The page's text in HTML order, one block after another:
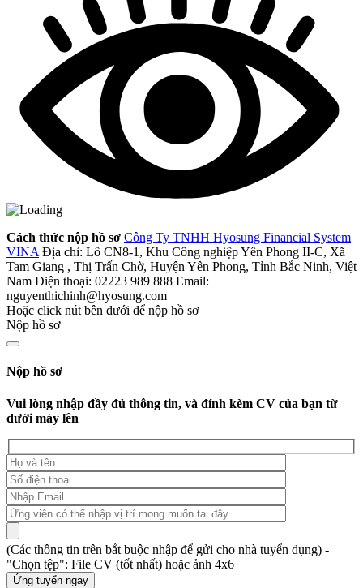
Cách thức nộp hồ sơ Công Ty TNHH Hyosung Financial System
VINA Địa chỉ: Lô CN8-1, Khu Công nghiệp Yên Phong II-C, Xã
Tam Giang , Thị Trấn Chờ, Huyện Yên Phong, Tỉnh Bắc Ninh, Việt
Nam Điện thoại: 02223 989 888 Email:
nguyenthichinh@hyosung.com
Hoặc click nút bên dưới để nộp hồ sơ
Nộp hồ sơ
Nộp hồ sơ
Vui lòng nhập đầy đủ thông tin, và đính kèm CV của bạn từ
dưới máy lên
(Các thông tin trên bắt buộc nhập để gửi cho nhà tuyển dụng) -
"Chọn tệp": File CV (tốt nhất) hoặc ảnh 4x6